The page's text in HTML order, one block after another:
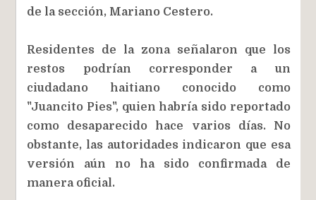
de la sección, Mariano Cestero.
Residentes de la zona señalaron que los
restos podrían corresponder a un
ciudadano haitiano conocido como
"Juancito Pies", quien habría sido reportado
como desaparecido hace varios días. No
obstante, las autoridades indicaron que esa
versión aún no ha sido confirmada de
manera oficial.